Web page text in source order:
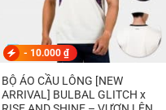
- 10.000 ₫
BỘ ÁO CẦU LÔNG [NEW
ARRIVAL] BULBAL GLITCH x